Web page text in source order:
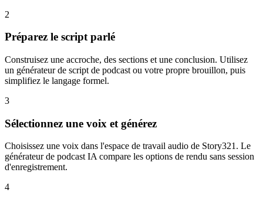
2
Préparez le script parlé
Construisez une accroche, des sections et une conclusion. Utilisez
un générateur de script de podcast ou votre propre brouillon, puis
simplifiez le langage formel.
3
Sélectionnez une voix et générez
Choisissez une voix dans l'espace de travail audio de Story321. Le
générateur de podcast IA compare les options de rendu sans session
d'enregistrement.
4